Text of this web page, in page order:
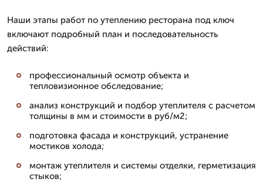
Наши этапы работ по утеплению ресторана под ключ
включают подробный план и последовательность
действий:
профессиональный осмотр объекта и
тепловизионное обследование;
анализ конструкций и подбор утеплителя с расчетом
толщины в мм и стоимости в руб/м2;
подготовка фасада и конструкций, устранение
мостиков холода;
монтаж утеплителя и системы отделки, герметизация
стыков;